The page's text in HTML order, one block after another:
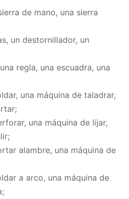
de mano, una sierra
un destornillador, un
regla, una escuadra, una
una máquina de taladrar,
una máquina de lijar,
alambre, una máquina de
a arco, una máquina de